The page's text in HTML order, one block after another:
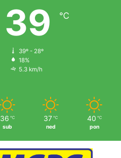
39 ℃
39º - 28º
18%
5.3 km/h
36 ℃
sub
37 ℃
ned
40 ℃
pon